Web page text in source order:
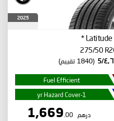
2025
*
275/50
٤٫٦/5 (1840 تقييم)
Fuel Efficient
1-yr Hazard Cover
درهم 1,669
.00